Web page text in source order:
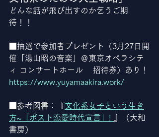
どんな話が飛び出すのか乞うご期
待！！
■抽選で参加者プレゼント（3月27日開
催「湯山昭の音楽」＠東京オペラシテ
ィ コンサートホール    招待券）あり！
https://www.yuyamaakira.work/
■参考図書：『文化系女子という生き
方~「ポスト恋愛時代宣言」!
』（大和
書房）